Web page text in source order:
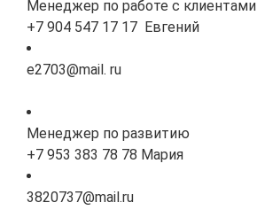
Менеджер по работе с клиентами
+7 904 547 17 17 Евгений
e2703@mail. ru
Менеджер по развитию
+7 953 383 78 78 Мария
3820737@mail.ru